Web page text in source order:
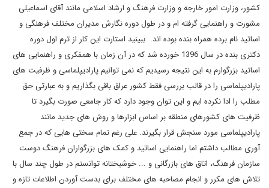
کشور، وزارت امور خارجه و وزارت فرهنگ و ارشاد اسلامی مانند آقای اسماعیلی
مشورت و راهنمایی گرفته ام و در طول دوره نگارش مدیران مختلف فرهنگی و
اساتید نام برده همراه بنده بوده اند. ببینید استارت این کار از ترم اول دوره
دکتری بنده در سال 1396 خورده شد که در آن زمان با همفکری و راهنمایی های
اساتید بزرگوارم به این نتیجه رسیدیم که نمی توانیم پارادیپلماسی و ظرفیت های
پارادیپلماسی را در قالب بررسی فقط کشور عراق باقی بگذاریم و به عبارتی حق
مطلب را ادا نکرده ایم و این توان وجود دارد که کار جامعی صورت بگیرد تا
ظرفیت های کشورهای منطقه بر اساس ابزارها و روش های جدید مانند
پارادیپلماسی مورد سنجش قرار بگیرند. علی رغم تمام سختی هایی که در جمع
آوری مطالب داشتم اما راهنمایی اساتید و کمک های بزرگواران فرهنگ دوست
سازمان فرهنگ، اتاق های بازرگانی و ... خوشبختانه توانستم در طول چند سال با
تلاش های مکرر و انجام مصاحبه های مختلف برای بدست آوردن اطلاعات تازه و